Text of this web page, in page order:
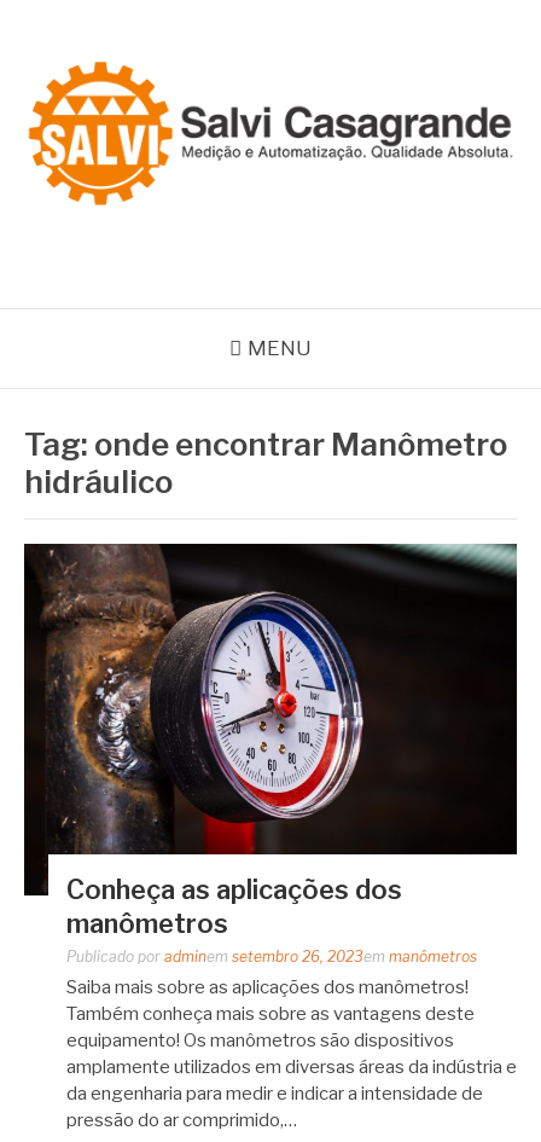
conteúdo
MENU
Tag: onde encontrar Manômetro
hidráulico
Conheça as aplicações dos
manômetros
Publicado por adminem setembro 26, 2023em manômetros
Saiba mais sobre as aplicações dos manômetros!
Também conheça mais sobre as vantagens deste
equipamento! Os manômetros são dispositivos
amplamente utilizados em diversas áreas da indústria e
da engenharia para medir e indicar a intensidade de
pressão do ar comprimido,…